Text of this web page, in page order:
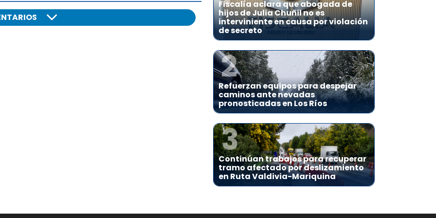
Fiscalía aclara que abogada de
hijos de Julia Chuñil no es
interviniente en causa por violación
de secreto
2
Refuerzan equipos para despejar
caminos ante nevadas
pronosticadas en Los Ríos
3
Continúan trabajos para recuperar
tramo afectado por deslizamiento
en Ruta Valdivia-Mariquina